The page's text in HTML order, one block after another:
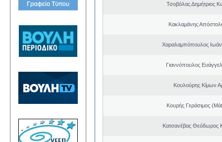
Τσοβόλας Δημήτριος
Κακλαμάνης
Χαραλαμπόπουλος
Γιαννόπουλος
Κουλούρης Κίμων
Κουρής Γεράσιμος
Κατσανέβας Θεόδωρος